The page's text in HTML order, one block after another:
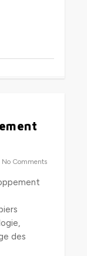
No Comments
des